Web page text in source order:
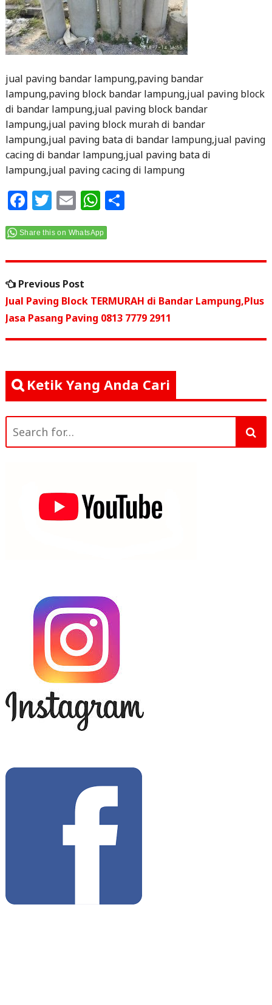
jual paving bandar lampung,paving bandar
lampung,paving block bandar lampung,jual paving block
di bandar lampung,jual paving block bandar
lampung,jual paving block murah di bandar
lampung,jual paving bata di bandar lampung,jual paving
cacing di bandar lampung,jual paving bata di
lampung,jual paving cacing di lampung
F
a
c
e
b
o
o
k
T
w
itt
e
r
E
m
ai
l
W
h
at
s
p
p
S
e
Share this on WhatsApp
Navigasi
pos
Previous PostPrevious
post:
Jual Paving Block TERMURAH di Bandar Lampung,Plus
Jasa Pasang Paving 0813 7779 2911
Ketik Yang Anda Cari
for: